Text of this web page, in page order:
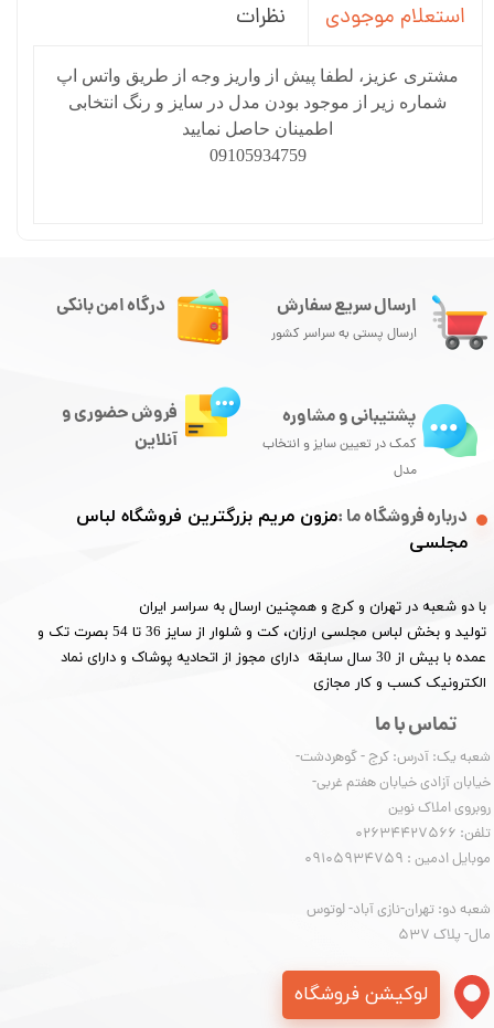
استعلام موجودی نظرات
مشتری عزیز، لطفا پیش از واریز وجه از طریق واتس اپ
شماره زیر از موجود بودن مدل در سایز و رنگ انتخابی
اطمینان حاصل نمایید
09105934759
ارسال سریع سفارش
ارسال پستی به سراسر کشور
درباره فروشگاه ما :مزون مریم بزرگترین فروشگاه لباس
مجلسی
با دو شعبه در تهران و کرج و همچنین ارسال به سراسر ایران
تولید و بخش لباس مجلسی ارزان، کت و شلوار از سایز 36 تا 54 بصرت تک و
عمده با بیش از 30 سال سابقه دارای مجوز از اتحادیه پوشاک و دارای نماد
الکترونیک کسب و کار مجازی
تماس با ما
شعبه یک: آدرس: کرج - گوهردشت-
خیابان آزادی خیابان هفتم غربی-
روبروی املاک نوین
​​​​​​​تلفن: 02634427566
موبایل ادمین : 09105934759
شعبه دو: تهران-نازی آباد- لوتوس
مال- پلاک 537
درگاه امن بانکی
پشتیبانی و مشاوره
کمک در تعیین سایز و انتخاب
مدل
فروش حضوری و
آنلاین
لوکیشن فروشگاه